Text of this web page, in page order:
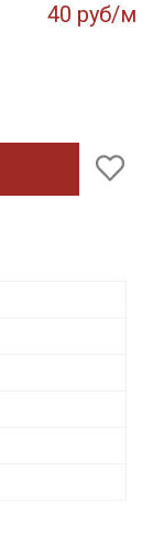
40 руб/м
узкие